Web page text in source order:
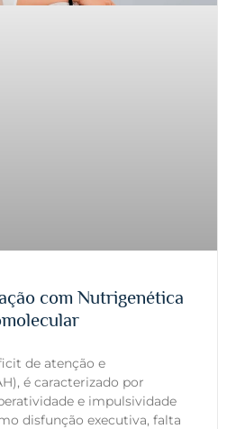
com Nutrigenética
de atenção e
é caracterizado por
e impulsividade
disfunção executiva, falta